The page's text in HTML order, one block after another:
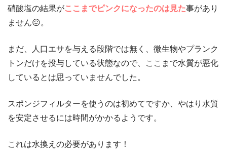
硝酸塩の結果がここまでピンクになったのは見た事があり
ません😖。
まだ、人口エサを与える段階では無く、微生物やプランク
トンだけを投与している状態なので、ここまで水質が悪化
しているとは思っていませんでした。
スポンジフィルターを使うのは初めてですか、やはり水質
を安定させるには時間がかかるようです。
これは水換えの必要があります！